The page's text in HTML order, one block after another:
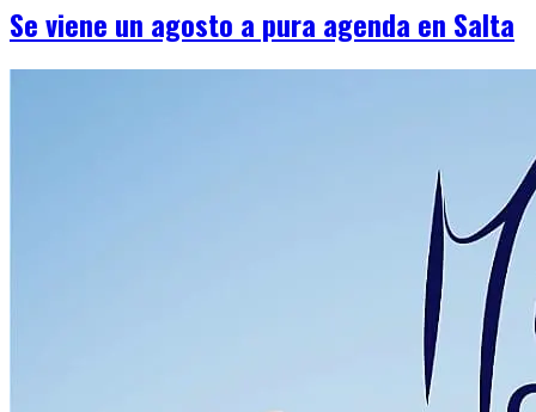
Se viene un agosto a pura agenda en Salta